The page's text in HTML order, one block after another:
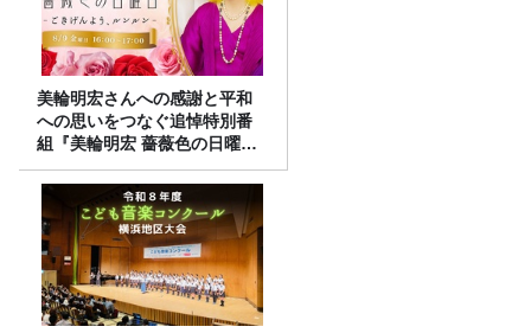
美輪明宏さんへの感謝と平和
への思いをつなぐ追悼特別番
組『美輪明宏 薔薇色の日曜日
～ごきげんよう、ルンルン
～』8/9（日）16時放送